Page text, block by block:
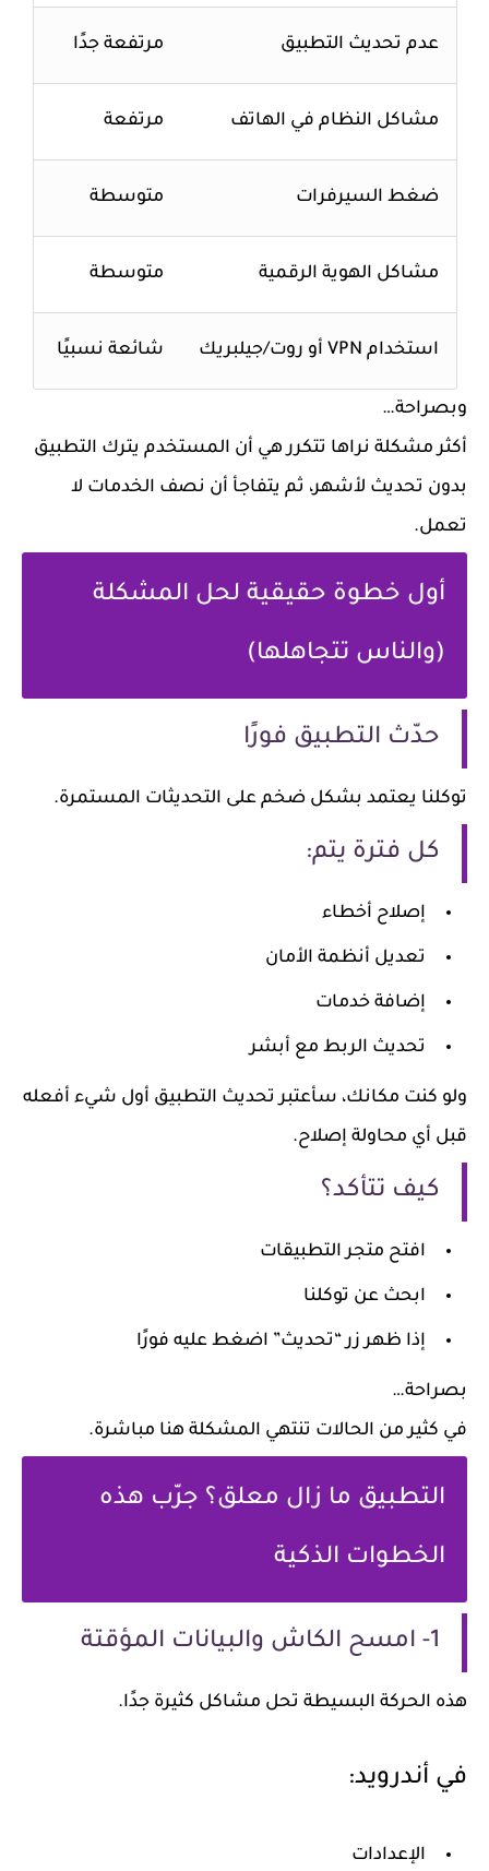
عدم تحديث التطبيق مرتفعة جدًا
مشاكل النظام في الهاتف مرتفعة
ضغط السيرفرات متوسطة
مشاكل الهوية الرقمية متوسطة
استخدام VPN أو روت/جيلبريك شائعة نسبيًا
وبصراحة…
أكثر مشكلة نراها تتكرر هي أن المستخدم يترك التطبيق
بدون تحديث لأشهر، ثم يتفاجأ أن نصف الخدمات لا
تعمل.
أول خطوة حقيقية لحل المشكلة
(والناس تتجاهلها)
حدّث التطبيق فورًا
توكلنا يعتمد بشكل ضخم على التحديثات المستمرة.
كل فترة يتم:
إصلاح أخطاء
تعديل أنظمة الأمان
إضافة خدمات
تحديث الربط مع أبشر
ولو كنت مكانك، سأعتبر تحديث التطبيق أول شيء أفعله
قبل أي محاولة إصلاح.
كيف تتأكد؟
افتح متجر التطبيقات
ابحث عن توكلنا
إذا ظهر زر “تحديث” اضغط عليه فورًا
بصراحة…
في كثير من الحالات تنتهي المشكلة هنا مباشرة.
التطبيق ما زال معلق؟ جرّب هذه
الخطوات الذكية
1- امسح الكاش والبيانات المؤقتة
هذه الحركة البسيطة تحل مشاكل كثيرة جدًا.
في أندرويد:
الإعدادات